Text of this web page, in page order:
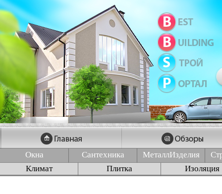
Окна Сантехника МеталлИзделия
Климат
Плитка Изоляция